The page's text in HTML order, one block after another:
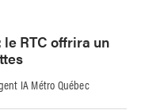
RTC offrira un
IA Métro Québec